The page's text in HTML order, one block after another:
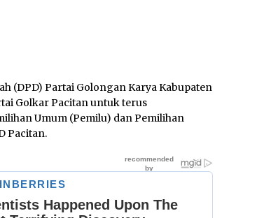
(DPD) Partai Golongan Karya Kabupaten
Golkar Pacitan untuk terus
Umum (Pemilu) dan Pemilihan
Pacitan.